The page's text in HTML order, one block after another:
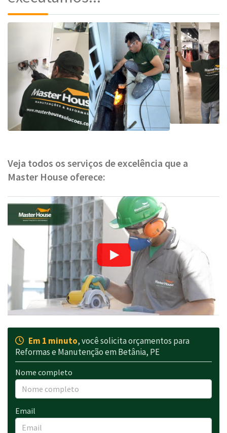
Veja todos os serviços de excelência que a
Master House oferece:
Em 1 minuto, você solicita orçamentos para
Reformas e Manutenção em Betânia, PE
Nome completo
Email